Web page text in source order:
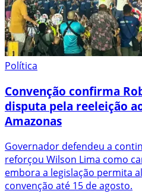
Política
Convenção confirma
disputa pela reeleição
Amazonas
Governador defendeu a
reforçou Wilson Lima como
embora a legislação permita
convenção até 15 de agosto.